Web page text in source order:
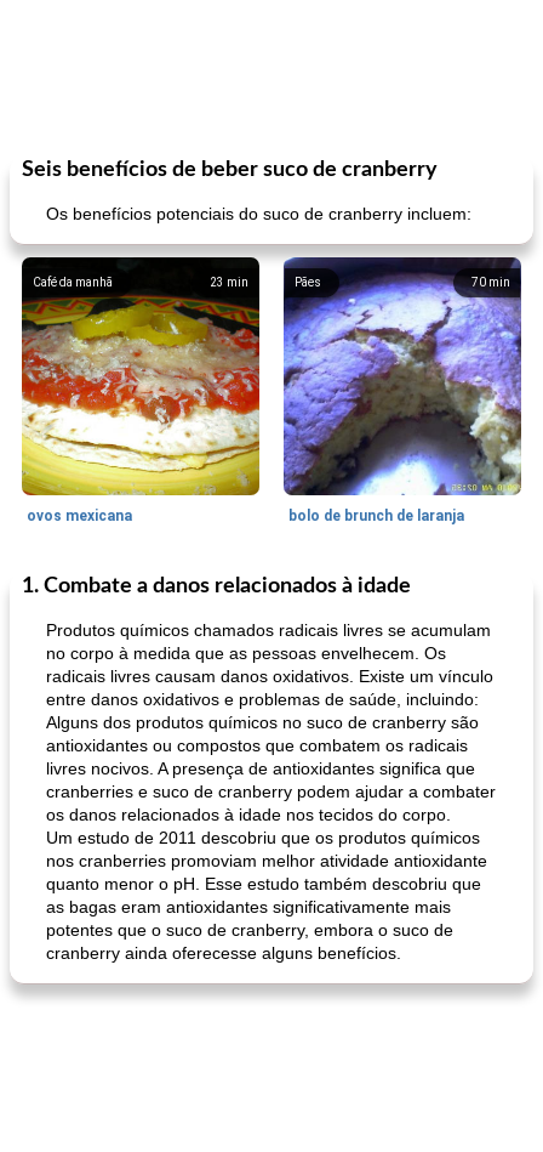
Seis benefícios de beber suco de cranberry
Os benefícios potenciais do suco de cranberry incluem:
23 min
Café da manhã
ovos mexicana
70 min
Pães
bolo de brunch de laranja
130min
Pães De Fermento
pão plano (out)
Vegetal
1. Combate a danos relacionados à idade
Produtos químicos chamados radicais livres se acumulam
no corpo à medida que as pessoas envelhecem. Os
radicais livres causam danos oxidativos. Existe um vínculo
entre danos oxidativos e problemas de saúde, incluindo:
Alguns dos produtos químicos no suco de cranberry são
antioxidantes ou compostos que combatem os radicais
livres nocivos. A presença de antioxidantes significa que
cranberries e suco de cranberry podem ajudar a combater
os danos relacionados à idade nos tecidos do corpo.
Um estudo de 2011 descobriu que os produtos químicos
nos cranberries promoviam melhor atividade antioxidante
quanto menor o pH. Esse estudo também descobriu que
as bagas eram antioxidantes significativamente mais
potentes que o suco de cranberry, embora o suco de
cranberry ainda oferecesse alguns benefícios.